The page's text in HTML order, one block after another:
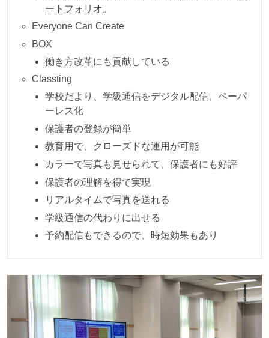
ートフォリオ 。
Everyone Can Create
BOX
働き方改革にも貢献している
Classting
学校だより、学級通信をデジタル配信、ペーパ
ーレス化
保護者の登録が簡単
教育用で、クローズドな運用が可能
カラーで写真も見せられて、保護者にも好評
保護者の理解を得て実現
リアルタイムで写真を送れる
学級通信の代わりに出せる
予約配信もできるので、時短効果もあり